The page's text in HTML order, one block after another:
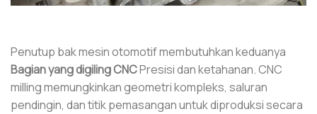
Penutup bak mesin otomotif membutuhkan keduanya
Bagian yang digiling CNCPresisi dan ketahanan. CNC
milling memungkinkan geometri kompleks, saluran
pendingin, dan titik pemasangan untuk diproduksi secara